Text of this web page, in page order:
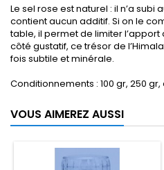
Le sel rose est naturel : il n’a
contient aucun additif. Si on le
table, il permet de limiter l’apport
côté gustatif, ce trésor de
fois subtile et minérale.
Conditionnements : 100 gr, 250 gr,
VOUS AIMEREZ AUSSI